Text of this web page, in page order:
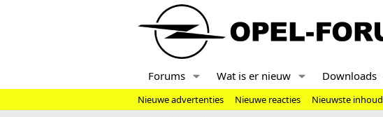
Forums Wat is er nieuw Downloads
Nieuwe advertenties Nieuwe reacties Nieuwste inhoud